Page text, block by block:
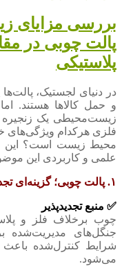
بررسی مزایای
پالت چوبی در
پلاستیکی
در دنیای لجستیک،
و حمل کالاها هستند.
زیست‌محیطی یک زنجیره
فلزی هرکدام ویژگی‌های
محیط زیست است؟ این
علمی و کاربردی این
۱. ‌پالت چوبی؛ گزینه‌ای تجدیدپذیر و قابل بازیافت
✅ منبع تجدیدپذیر
چوب برخلاف فلز و
جنگل‌های مدیریت‌شده
شرایط کنترل‌شده
می‌شود.